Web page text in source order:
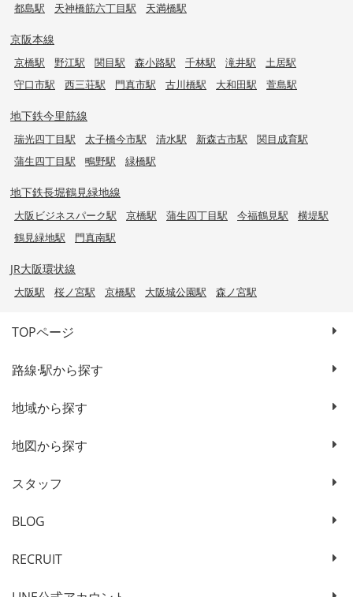
都島駅
天神橋筋六丁目駅 天満橋駅
京阪本線
京橋駅 野江駅 関目駅 森小路駅 千林駅 滝井駅
土居駅
守口市駅
西三荘駅 門真市駅 古川橋駅 大和田駅 萱島駅
地下鉄今里筋線
瑞光四丁目駅 太子橋今市駅 清水駅 新森古市駅
関目成育駅
蒲生四丁目駅
鴫野駅 緑橋駅
地下鉄長堀鶴見緑地線
大阪ビジネスパーク駅 京橋駅 蒲生四丁目駅 今福鶴見駅
横堤駅
鶴見緑地駅
門真南駅
JR大阪環状線
大阪駅 桜ノ宮駅 京橋駅 大阪城公園駅 森ノ宮駅
TOPページ
路線·駅から探す
地域から探す
地図から探す
スタッフ
BLOG
RECRUIT